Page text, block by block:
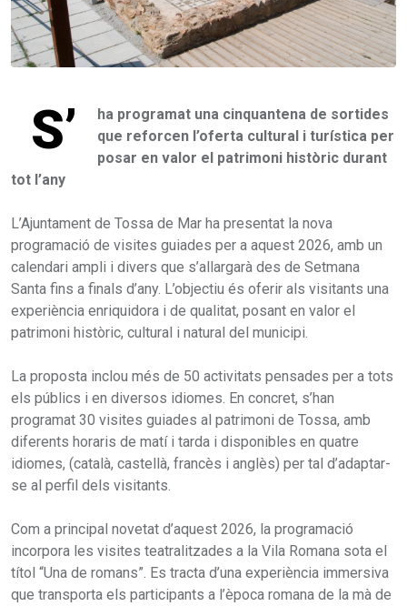
S’
ha programat una cinquantena de sortides
que reforcen l’oferta cultural i turística per
posar en valor el patrimoni històric durant
tot l’any
L’Ajuntament de Tossa de Mar ha presentat la nova
programació de visites guiades per a aquest 2026, amb un
calendari ampli i divers que s’allargarà des de Setmana
Santa fins a finals d’any. L’objectiu és oferir als visitants una
experiència enriquidora i de qualitat, posant en valor el
patrimoni històric, cultural i natural del municipi.
La proposta inclou més de 50 activitats pensades per a tots
els públics i en diversos idiomes. En concret, s’han
programat 30 visites guiades al patrimoni de Tossa, amb
diferents horaris de matí i tarda i disponibles en quatre
idiomes, (català, castellà, francès i anglès) per tal d’adaptar-
se al perfil dels visitants.
Com a principal novetat d’aquest 2026, la programació
incorpora les visites teatralitzades a la Vila Romana sota el
títol “Una de romans”. Es tracta d’una experiència immersiva
que transporta els participants a l’època romana de la mà de